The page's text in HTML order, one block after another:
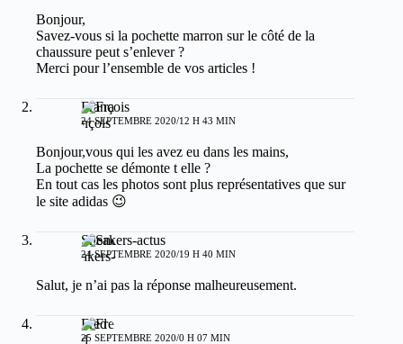
Bonjour,
Savez-vous si la pochette marron sur le côté de la
chaussure peut s’enlever ?
Merci pour l’ensemble de vos articles !
François
24 SEPTEMBRE 2020/12 H 43 MIN
Bonjour,vous qui les avez eu dans les mains,
La pochette se démonte t elle ?
En tout cas les photos sont plus représentatives que sur
le site adidas 😉
Sneakers-actus
24 SEPTEMBRE 2020/19 H 40 MIN
Salut, je n’ai pas la réponse malheureusement.
Fred
25 SEPTEMBRE 2020/0 H 07 MIN